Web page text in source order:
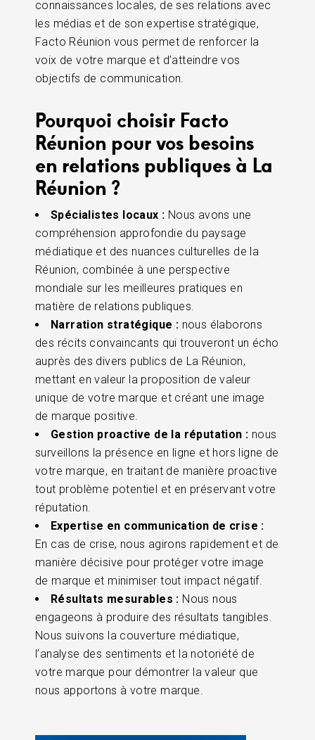
connaissances locales, de ses relations avec
les médias et de son expertise stratégique,
Facto Réunion vous permet de renforcer la
voix de votre marque et d’atteindre vos
objectifs de communication.
Pourquoi choisir Facto
Réunion pour vos besoins
en relations publiques à La
Réunion ?
Spécialistes locaux : Nous avons une
compréhension approfondie du paysage
médiatique et des nuances culturelles de la
Réunion, combinée à une perspective
mondiale sur les meilleures pratiques en
matière de relations publiques.
Narration stratégique : nous élaborons
des récits convaincants qui trouveront un écho
auprès des divers publics de La Réunion,
mettant en valeur la proposition de valeur
unique de votre marque et créant une image
de marque positive.
Gestion proactive de la réputation : nous
surveillons la présence en ligne et hors ligne de
votre marque, en traitant de manière proactive
tout problème potentiel et en préservant votre
réputation.
Expertise en communication de crise :
En cas de crise, nous agirons rapidement et de
manière décisive pour protéger votre image
de marque et minimiser tout impact négatif.
Résultats mesurables : Nous nous
engageons à produire des résultats tangibles.
Nous suivons la couverture médiatique,
l’analyse des sentiments et la notoriété de
votre marque pour démontrer la valeur que
nous apportons à votre marque.